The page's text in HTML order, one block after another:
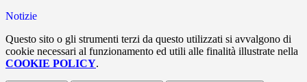
Notizie
Questo sito o gli strumenti terzi da questo utilizzati si avvalgono di
cookie necessari al funzionamento ed utili alle finalità illustrate nella
COOKIE POLICY.